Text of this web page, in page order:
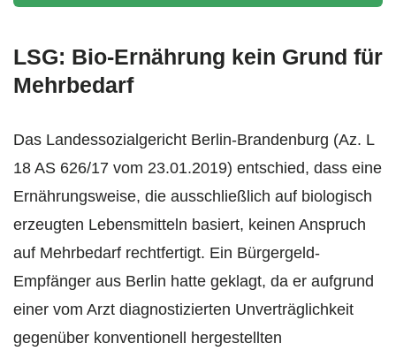
LSG: Bio-Ernährung kein Grund für
Mehrbedarf
Das Landessozialgericht Berlin-Brandenburg (Az. L
18 AS 626/17 vom 23.01.2019) entschied, dass eine
Ernährungsweise, die ausschließlich auf biologisch
erzeugten Lebensmitteln basiert, keinen Anspruch
auf Mehrbedarf rechtfertigt. Ein Bürgergeld-
Empfänger aus Berlin hatte geklagt, da er aufgrund
einer vom Arzt diagnostizierten Unverträglichkeit
gegenüber konventionell hergestellten